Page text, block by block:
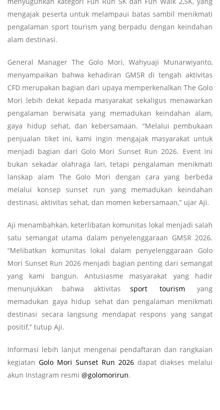
mengajak peserta untuk melampaui batas sambil menikmati
pengalaman sport tourism yang berpadu dengan keindahan
alam destinasi.
General Manager The Golo Mori, Wahyuaji Munarwiyanto,
menyampaikan bahwa kehadiran GMSR di tengah aktivitas
CFD merupakan bagian dari upaya memperkenalkan The Golo
Mori lebih dekat kepada masyarakat sekaligus menawarkan
pengalaman berwisata yang memadukan keindahan alam,
gaya hidup sehat, dan kebersamaan. “Melalui pembukaan
penjualan tiket ini, kami ingin mengajak masyarakat untuk
menjadi bagian dari Golo Mori Sunset Run 2026. Event ini
bukan sekadar olahraga lari, tetapi pengalaman menikmati
lanskap alam The Golo Mori dengan cara yang berbeda
melalui konsep sunset run yang memadukan keindahan
destinasi, aktivitas sehat, dan momen kebersamaan,” ujar Aji.
Aji menambahkan, keterlibatan komunitas lokal menjadi salah
satu semangat utama dalam penyelenggaraan GMSR 2026.
“Melibatkan komunitas lokal dalam penyelenggaraan Golo
Mori Sunset Run 2026 menjadi bagian penting dari semangat
yang kami bangun. Antusiasme masyarakat yang hadir
menunjukkan bahwa aktivitassport tourism
yang
memadukan gaya hidup sehat dan pengalaman menikmati
destinasi secara langsung mendapat respons yang sangat
positif,” tutup Aji.
Informasi lebih lanjut mengenai pendaftaran dan rangkaian
kegiatan Golo Mori Sunset Run 2026 dapat diakses melalui
akun Instagram resmi @golomorirun.